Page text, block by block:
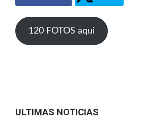
120 FOTOS aqui
ULTIMAS NOTICIAS